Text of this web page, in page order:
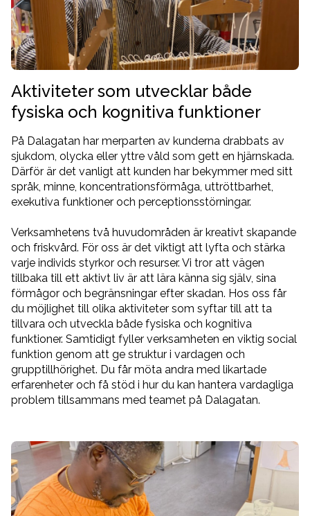
Aktiviteter som utvecklar både
fysiska och kognitiva funktioner
På Dalagatan har merparten av kunderna drabbats av
sjukdom, olycka eller yttre våld som gett en hjärnskada.
Därför är det vanligt att kunden har bekymmer med sitt
språk, minne, koncentrationsförmåga, uttröttbarhet,
exekutiva funktioner och perceptionsstörningar.
Verksamhetens två huvudområden är kreativt skapande
och friskvård. För oss är det viktigt att lyfta och stärka
varje individs styrkor och resurser. Vi tror att vägen
tillbaka till ett aktivt liv är att lära känna sig själv, sina
förmågor och begränsningar efter skadan. Hos oss får
du möjlighet till olika aktiviteter som syftar till att ta
tillvara och utveckla både fysiska och kognitiva
funktioner. Samtidigt fyller verksamheten en viktig social
funktion genom att ge struktur i vardagen och
grupptillhörighet. Du får möta andra med likartade
erfarenheter och få stöd i hur du kan hantera vardagliga
problem tillsammans med teamet på Dalagatan.